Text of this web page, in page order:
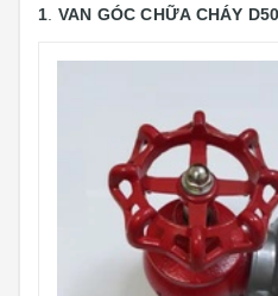
1 VAN GÓC CHỮA CHÁY